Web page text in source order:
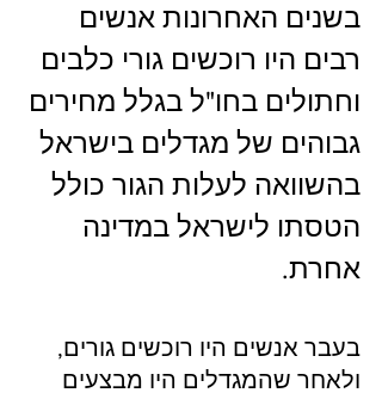
בשנים האחרונות אנשים
רבים היו רוכשים גורי כלבים
וחתולים בחו"ל בגלל מחירים
גבוהים של מגדלים בישראל
בהשוואה לעלות הגור כולל
הטסתו לישראל במדינה
אחרת.
בעבר אנשים היו רוכשים גורים,
ולאחר שהמגדלים היו מבצעים